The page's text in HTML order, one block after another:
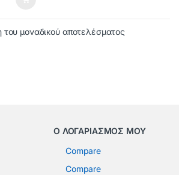
του μοναδικού αποτελέσματος
Ο ΛΟΓΑΡΙΑΣΜΟΣ ΜΟΥ
Compare
Compare